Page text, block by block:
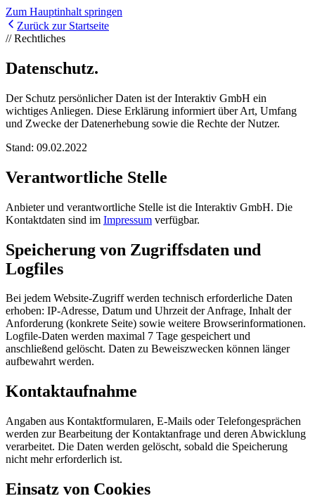
Zum Hauptinhalt springen
Zurück zur Startseite
// Rechtliches
Datenschutz.
Der Schutz persönlicher Daten ist der Interaktiv GmbH ein
wichtiges Anliegen. Diese Erklärung informiert über Art, Umfang
und Zwecke der Datenerhebung sowie die Rechte der Nutzer.
Stand: 09.02.2022
Verantwortliche Stelle
Anbieter und verantwortliche Stelle ist die Interaktiv GmbH. Die
Kontaktdaten sind im Impressum verfügbar.
Speicherung von Zugriffsdaten und
Logfiles
Bei jedem Website-Zugriff werden technisch erforderliche Daten
erhoben: IP-Adresse, Datum und Uhrzeit der Anfrage, Inhalt der
Anforderung (konkrete Seite) sowie weitere Browserinformationen.
Logfile-Daten werden maximal 7 Tage gespeichert und
anschließend gelöscht. Daten zu Beweiszwecken können länger
aufbewahrt werden.
Kontaktaufnahme
Angaben aus Kontaktformularen, E-Mails oder Telefongesprächen
werden zur Bearbeitung der Kontaktanfrage und deren Abwicklung
verarbeitet. Die Daten werden gelöscht, sobald die Speicherung
nicht mehr erforderlich ist.
Einsatz von Cookies